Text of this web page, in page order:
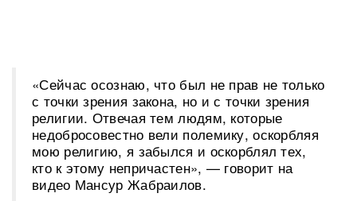
«Сейчас осознаю, что был не прав не только
с точки зрения закона, но и с точки зрения
религии. Отвечая тем людям, которые
недобросовестно вели полемику, оскорбляя
мою религию, я забылся и оскорблял тех,
кто к этому непричастен», — говорит на
видео Мансур Жабраилов.